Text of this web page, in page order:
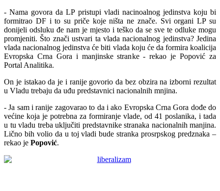
- Nama govora da LP pristupi vladi nacinoalnog jedinstva koju bi
formitrao DF i to su priče koje ništa ne znače. Svi organi LP su
donijeli odsluku đe nam je mjesto i teško da se sve te odluke mogu
promjeniti. Što znači ustvari ta vlada nacionalnog jedinstva? Jedina
vlada nacionalnog jedinstva će biti vlada koju će da formira koalicija
Evropska Crna Gora i manjinske stranke - rekao je Popović za
Portal Analitika.
On je istakao da je i ranije govorio da bez obzira na izborni rezultat
u Vladu trebaju da uđu predstavnici nacionalnih mnjina.
- Ja sam i ranije zagovarao to da i ako Evropska Crna Gora dođe do
većine koja je potrebna za formiranje vlade, od 41 poslanika, i tada
u tu vladu treba uključiti predstavnike stranaka nacionalnih manjina.
Lično bih volio da u toj vladi bude stranka prosrpskog predznaka –
rekao je Popović.